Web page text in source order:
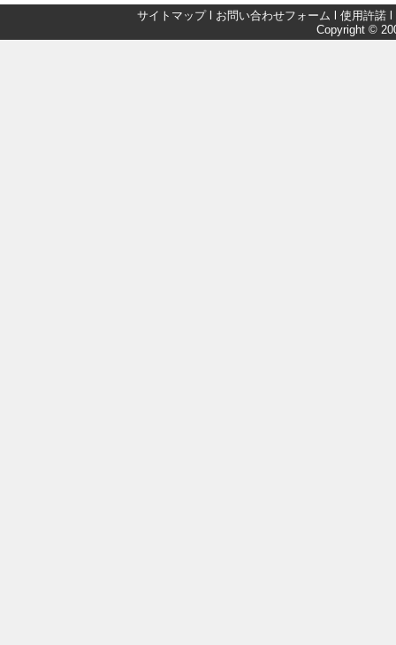
サイトマップl お問い合わせフォーム 使用許諾
Copyright ©